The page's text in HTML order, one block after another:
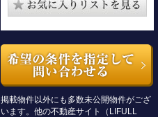
掲載物件以外にも多数未公開物件がござ
います。他の不動産サイト（LIFULL